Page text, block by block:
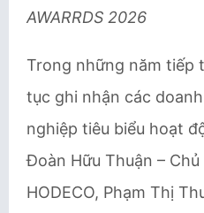
AWARRDS 2026
Trong những năm tiếp
tục ghi nhận các
nghiệp tiêu biểu hoạt
Đoàn Hữu Thuận –
HODECO, Phạm Thị